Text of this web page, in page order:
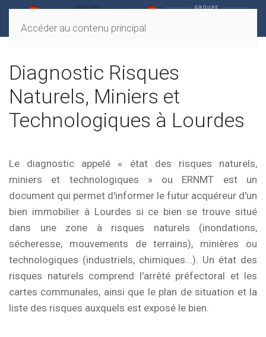
Accéder au contenu principal
Diagnostic Risques
Naturels, Miniers et
Technologiques à Lourdes
Le diagnostic appelé « état des risques naturels,
miniers et technologiques » ou ERNMT est un
document qui permet d'informer le futur acquéreur d'un
bien immobilier à Lourdes si ce bien se trouve situé
dans une zone à risques naturels (inondations,
sécheresse, mouvements de terrains), minières ou
technologiques (industriels, chimiques...). Un état des
risques naturels comprend l'arrêté préfectoral et les
cartes communales, ainsi que le plan de situation et la
liste des risques auxquels est exposé le bien.